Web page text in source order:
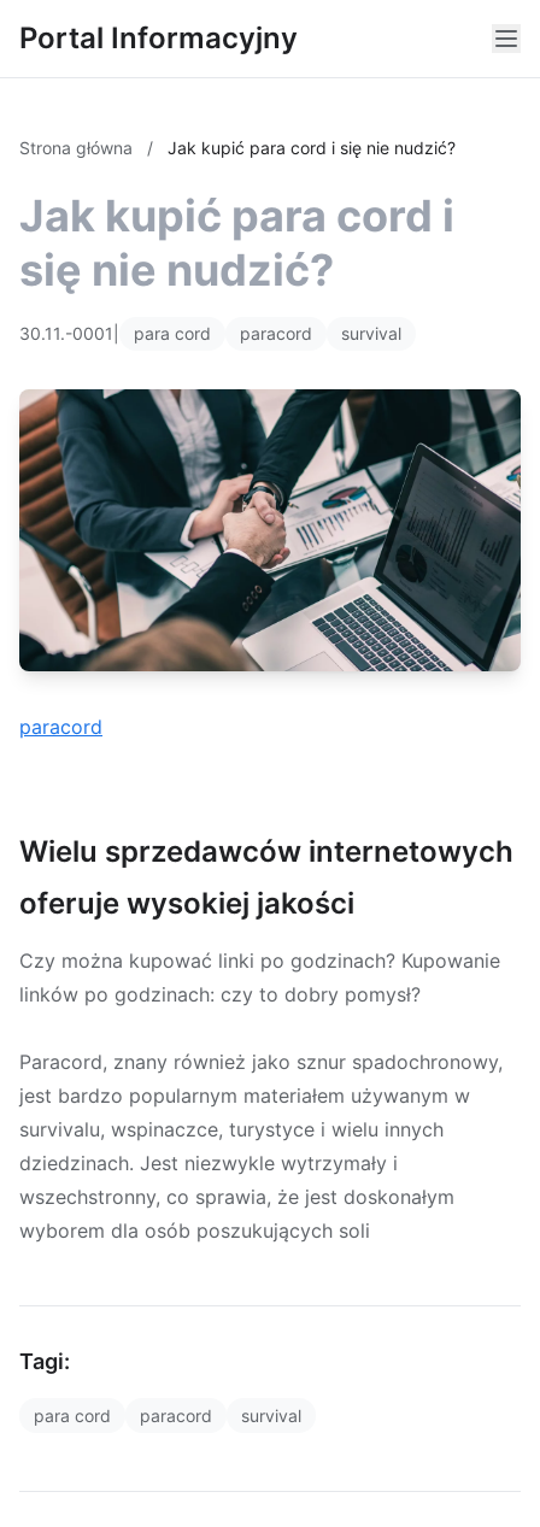
Portal Informacyjny
Strona główna / Jak kupić para cord i się nie nudzić?
Jak kupić para cord i
się nie nudzić?
30.11.-0001 para cord paracord survival
paracord
Wielu sprzedawców internetowych
oferuje wysokiej jakości
Czy można kupować linki po godzinach? Kupowanie
linków po godzinach: czy to dobry pomysł?
Paracord, znany również jako sznur spadochronowy,
jest bardzo popularnym materiałem używanym w
survivalu, wspinaczce, turystyce i wielu innych
dziedzinach. Jest niezwykle wytrzymały i
wszechstronny, co sprawia, że jest doskonałym
wyborem dla osób poszukujących soli
Tagi:
para cord paracord survival